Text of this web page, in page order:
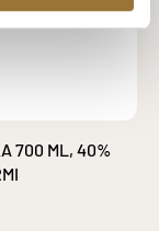
700 ML, 40%